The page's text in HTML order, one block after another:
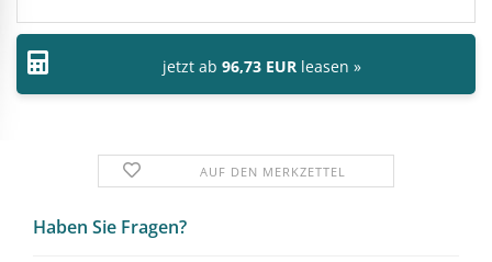
jetzt ab 96,73 EUR leasen »
AUF DEN MERKZETTEL
Haben Sie Fra­gen?